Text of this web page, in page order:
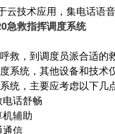
云技术应用，集电话语
急救指挥调度系统
救，到调度员派合适
系统，其他设备和技术
统，主要应考虑以下几
话舒畅
机辅助
通信